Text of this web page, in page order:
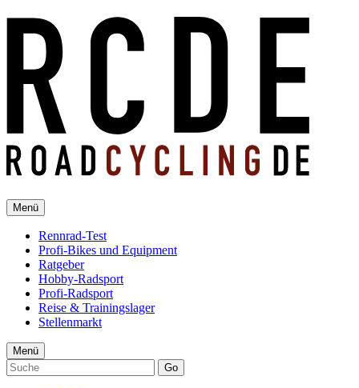
Menü
Rennrad-Test
Profi-Bikes und Equipment
Ratgeber
Hobby-Radsport
Profi-Radsport
Reise & Trainingslager
Stellenmarkt
Menü
Go